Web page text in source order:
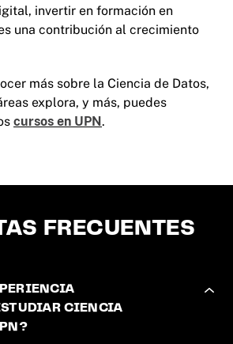
invertir en formación en
una contribución al crecimiento
más sobre la Ciencia de Datos,
explora, y más, puedes
cursos en UPN.
FRECUENTES
CIENCIA